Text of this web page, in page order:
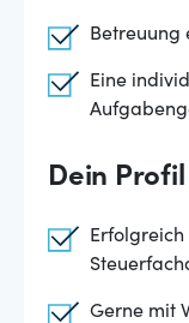
Betreuung
Eine
Dein Profil
Gerne mit